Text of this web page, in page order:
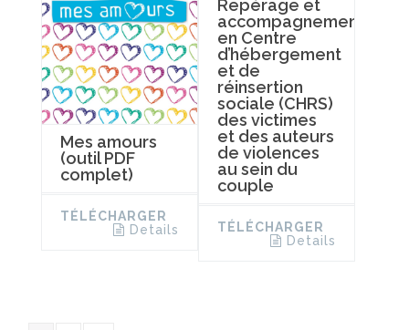
Mes amours
(outil PDF
complet)
TÉLÉCHARGER
Details
Repérage et
accompagnement
en Centre
d’hébergement
et de
réinsertion
sociale (CHRS)
des victimes
et des auteurs
de violences
au sein du
couple
TÉLÉCHARGER
Details